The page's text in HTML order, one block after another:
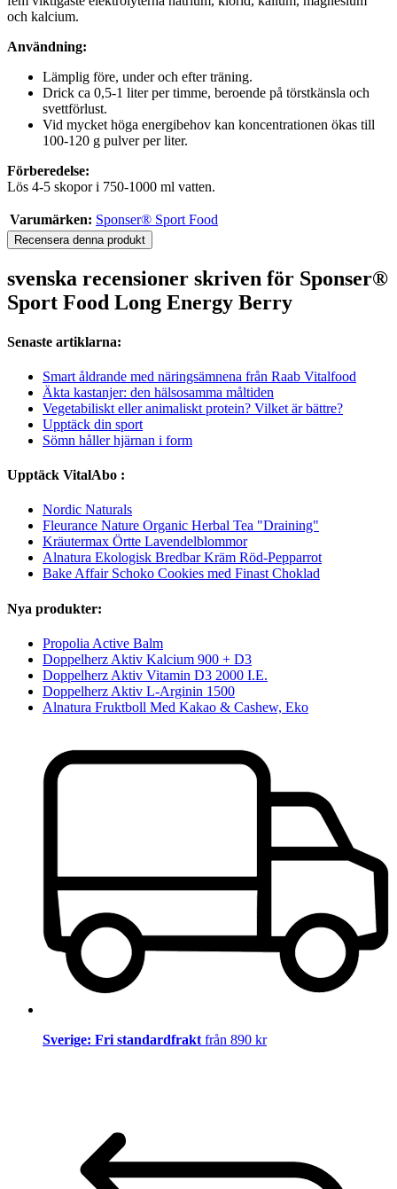
och kalcium.
Användning:
Lämplig före, under och efter träning.
Drick ca 0,5-1 liter per timme, beroende på törstkänsla och
svettförlust.
Vid mycket höga energibehov kan koncentrationen ökas till
100-120 g pulver per liter.
Förberedelse:
Lös 4-5 skopor i 750-1000 ml vatten.
Varumärken: Sponser® Sport Food
Recensera denna produkt
svenska recensioner skriven för Sponser®
Sport Food Long Energy Berry
Senaste artiklarna:
Smart åldrande med näringsämnena från Raab Vitalfood
Äkta kastanjer: den hälsosamma måltiden
Vegetabiliskt eller animaliskt protein? Vilket är bättre?
Upptäck din sport
Sömn håller hjärnan i form
Upptäck VitalAbo :
Nordic Naturals
Fleurance Nature Organic Herbal Tea "Draining"
Kräutermax Örtte Lavendelblommor
Alnatura Ekologisk Bredbar Kräm Röd-Pepparrot
Bake Affair Schoko Cookies med Finast Choklad
Nya produkter:
Propolia Active Balm
Doppelherz Aktiv Kalcium 900 + D3
Doppelherz Aktiv Vitamin D3 2000 I.E.
Doppelherz Aktiv L-Arginin 1500
Alnatura Fruktboll Med Kakao & Cashew, Eko
Sverige: Fri standardfraktfrån 890 kr